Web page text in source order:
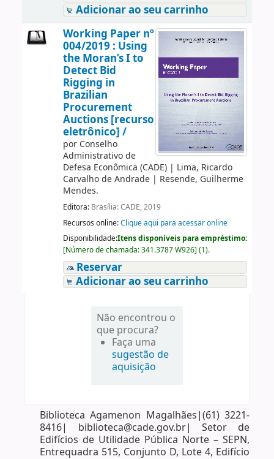
Adicionar ao seu carrinho
Working Paper nº
004/2019 : Using
the Moran’s I to
Detect Bid
Rigging in
Brazilian
Procurement
Auctions [recurso
eletrônico] /
por Conselho
Administrativo de
Defesa Econômica (CADE)| Lima, Ricardo
Carvalho de Andrade| Resende, Guilherme
Mendes.
Editora: Brasília: CADE, 2019
Recursos online:Clique aqui para acessar online
Disponibilidade:Itens disponíveis para empréstimo:
[Número de chamada:341.3787 W926] (1).
Reservar
Adicionar ao seu carrinho
Não encontrou o
que procura?
Faça uma
sugestão de
aquisição
Biblioteca Agamenon Magalhães|(61) 3221-
8416| biblioteca@cade.gov.br| Setor de
Edifícios de Utilidade Pública Norte – SEPN,
Entrequadra 515, Conjunto D, Lote 4, Edifício